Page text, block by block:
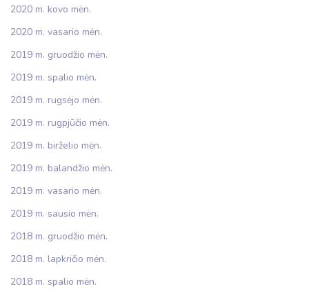
2020 m. kovo mėn.
2020 m. vasario mėn.
2019 m. gruodžio mėn.
2019 m. spalio mėn.
2019 m. rugsėjo mėn.
2019 m. rugpjūčio mėn.
2019 m. birželio mėn.
2019 m. balandžio mėn.
2019 m. vasario mėn.
2019 m. sausio mėn.
2018 m. gruodžio mėn.
2018 m. lapkričio mėn.
2018 m. spalio mėn.